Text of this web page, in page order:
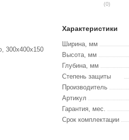
(0)
Характеристики
Ширина, мм
Высота, мм
Глубина, мм
Степень защиты
Производитель
Артикул
Гарантия, мес.
Срок комплектации